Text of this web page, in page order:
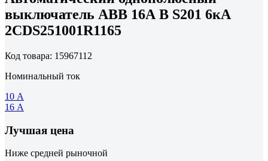
выключатель ABB 16А В S201 6кА
2CDS251001R1165
Код товара: 15967112
Номинальный ток
10 А
16 А
Лучшая цена
Ниже средней рыночной